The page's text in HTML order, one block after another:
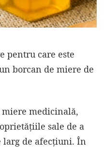
pentru care este
borcan de miere de
miere medicinală,
sale de a
larg de afecțiuni. În